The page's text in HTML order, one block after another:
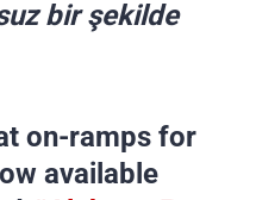
bir şekilde
on-ramps for
available